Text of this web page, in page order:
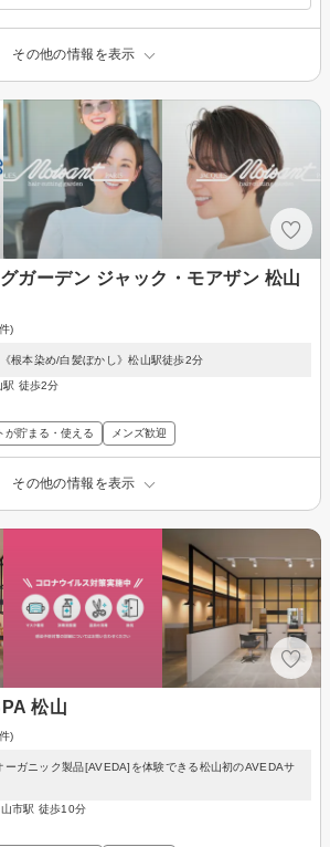
その他の情報を表示
ガーデン ジャック・モアザン 松山
)
根本染め/白髪ぼかし》松山駅徒歩2分
駅 徒歩2分
が貯まる・使える メンズ歓迎
その他の情報を表示
松山
)
ガニック製品[AVEDA]を体験できる松山初のAVEDAサ
市駅 徒歩10分